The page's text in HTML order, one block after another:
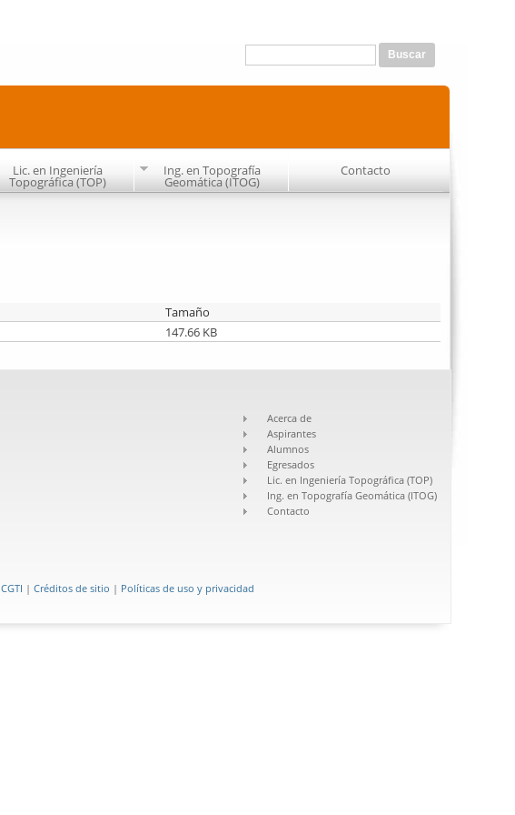
Lic. en Ingeniería
Topográfica (TOP)
Ing. en Topografía
Geomática (ITOG)
Contacto
Tamaño
147.66 KB
Acerca de
Aspirantes
Alumnos
Egresados
Lic. en Ingeniería Topográfica (TOP)
Ing. en Topografía Geomática (ITOG)
Contacto
CGTI | Créditos de sitio | Políticas de uso y privacidad